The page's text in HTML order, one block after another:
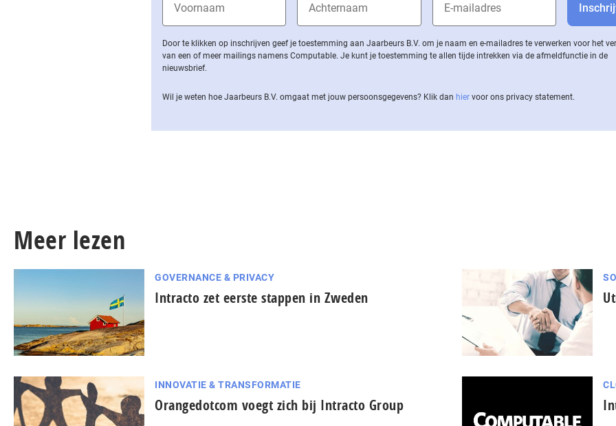
Door te klikken op inschrijven geef je toestemming aan Jaarbeurs B.V. om je naam en e-mailadres te verwerken voor het
van een of meer mailings namens Computable. Je kunt je toestemming te allen tijde intrekken via de af­meld­func­tie in de
nieuwsbrief.
Wil je weten hoe Jaarbeurs B.V. omgaat met jouw per­soons­ge­ge­vens? Klik dan hier voor ons privacy statement.
Meer lezen
GOVERNANCE & PRIVACY
Intracto zet eerste stappen in Zweden
INNOVATIE & TRANSFORMATIE
Orangedotcom voegt zich bij Intracto Group